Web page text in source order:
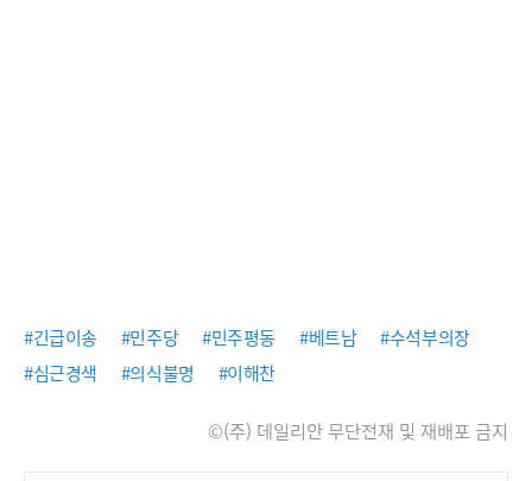
#긴급이송 #민주당 #민주평동 #베트남
#수석부의장
#심근경색
#의식불명 #이해찬
©(주) 데일리안 무단전재 및 재배포 금지